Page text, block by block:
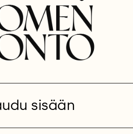
sisään